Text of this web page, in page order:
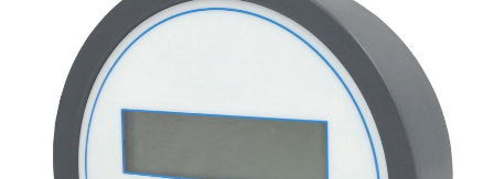
QUI SOMMES-NOUS ?
NOTRE ÉQUIPE
CONSEILS D'EXPERTS